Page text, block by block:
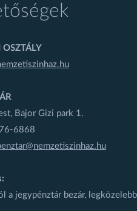
OSZTÁLY
Bajor Gizi park 1.
6868
a jegypénztár bezár,